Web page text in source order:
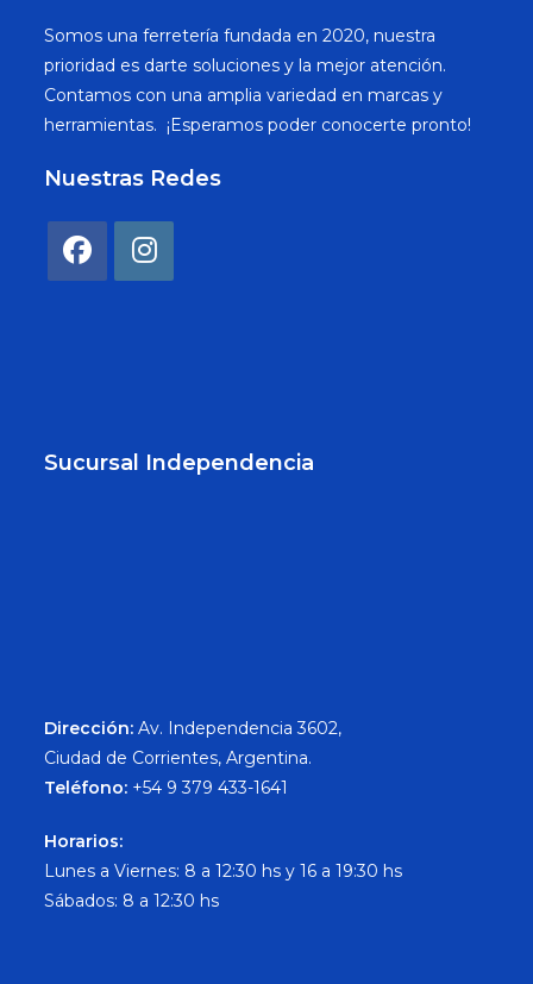
Somos una ferretería fundada en 2020, nuestra
prioridad es darte soluciones y la mejor atención.
Contamos con una amplia variedad en marcas y
herramientas. ¡Esperamos poder conocerte pronto!
Nuestras Redes
Sucursal Independencia
Dirección: Av. Independencia 3602,
Ciudad de Corrientes, Argentina.
Teléfono: +54 9 379 433-1641
Horarios:
Lunes a Viernes: 8 a 12:30 hs y 16 a 19:30 hs
Sábados: 8 a 12:30 hs